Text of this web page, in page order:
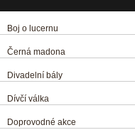
Boj o lucernu
Černá madona
Divadelní bály
Dívčí válka
Doprovodné akce